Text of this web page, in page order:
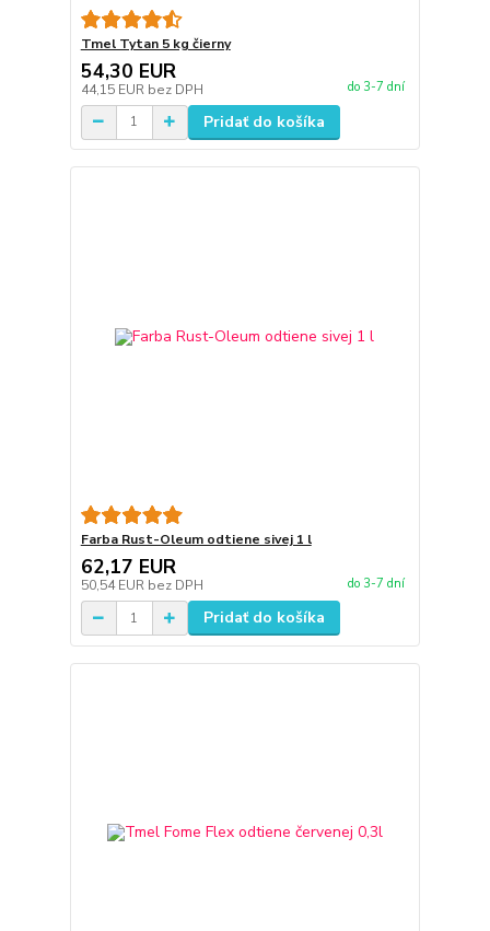
Tmel Tytan 5 kg čierny
54,30 EUR
44,15 EUR bez DPH do 3-7 dní
Pridať do košíka
Farba Rust-Oleum odtiene sivej 1 l
62,17 EUR
50,54 EUR bez DPH do 3-7 dní
Pridať do košíka